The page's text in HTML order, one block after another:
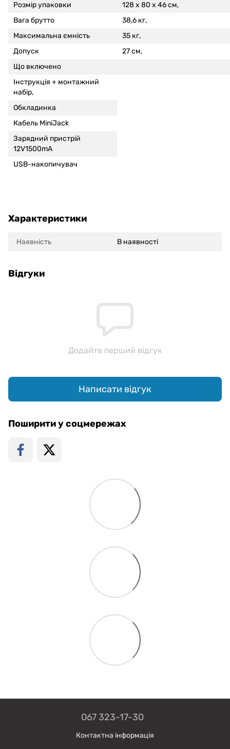
Розмір упаковки
128 x 80 x 46 см,
Вага брутто
38,6 кг,
Максимальна ємність
35 кг,
Допуск
27 см,
Що включено
Інструкція + монтажний
набір,
Обкладинка
Кабель MiniJack
Зарядний пристрій
12V1500mA
USB-накопичувач
Характеристики
Наявність В наявності
Відгуки
Додайте перший відгук
Написати відгук
Поширити у соцмережах
067 323-17-30
Контактна інформація